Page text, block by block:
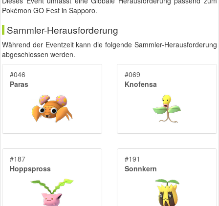
Pokémon GO Fest in Sapporo.
Sammler-Herausforderung
Während der Eventzeit kann die folgende Sammler-Herausforderung
abgeschlossen werden.
#046
Paras
#069
Knofensa
#187
Hoppspross
#191
Sonnkern